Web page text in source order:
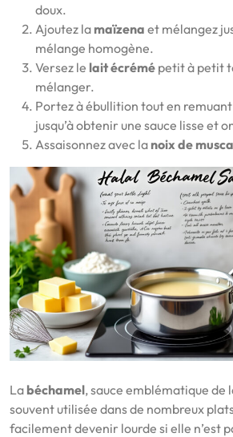
doux.
Ajoutez la maïzena et mélangez
mélange homogène.
Versez le lait écrémé petit à petit
mélanger.
Portez à ébullition tout en
jusqu’à obtenir une sauce lisse et
Assaisonnez avec la noix de
La béchamel, sauce emblématique de
souvent utilisée dans de nombreux
facilement devenir lourde si elle n’est